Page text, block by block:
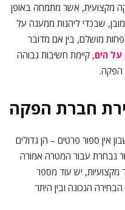
מקצועית, אשר מתמחה באופן
שבכדי ליהנות ממענה על
מושלם, בין אם מדובר
על הים, קיימת חשיבות גבוהה
הפקה.
חברת הפקה
אין ספור פרטים – הן גדולים
נבחרת עבור המטרה אמורה
מקצועיות, יש עוד מספר
הנכונה ובין היתר